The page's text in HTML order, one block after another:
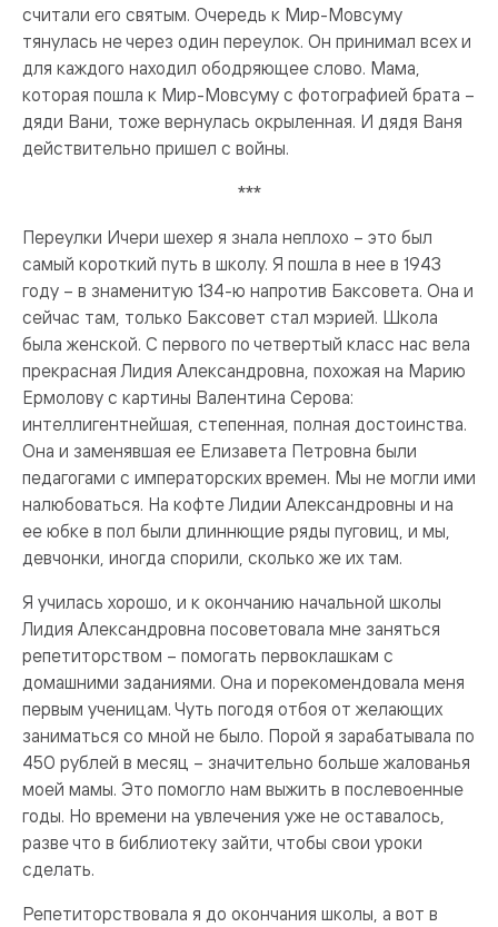
считали его святым. Очередь к Мир-Мовсуму
тянулась не через один переулок. Он принимал всех и
для каждого находил ободря­ющее слово. Мама,
которая пошла к Мир-Мовсуму с фотографией брата –
дяди Вани, тоже вернулась окрыленная. И дядя Ваня
действительно пришел с войны.
***
Переулки Ичери шехер я знала неплохо – это был
самый короткий путь в школу. Я пошла в нее в 1943
году – в знаменитую 134-ю напротив Баксовета. Она и
сейчас там, только Баксовет стал мэрией. Школа
была женской. С первого по четвертый класс нас вела
прекрасная Лидия Александровна, похожая на Марию
Ермолову с картины Валентина Серова:
интеллигентнейшая, степенная, полная достоинства.
Она и заменявшая ее Елизавета Петровна были
педагогами с императорских времен. Мы не могли ими
налюбоваться. На кофте Лидии Александровны и на
ее юбке в пол были длиннющие ряды пуговиц, и мы,
девчонки, иногда спорили, сколько же их там.
Я училась хорошо, и к окончанию начальной школы
Лидия Александровна посоветовала мне заняться
репетиторством – помогать первоклашкам с
домашними заданиями. Она и порекомендовала меня
первым ученицам. Чуть погодя отбоя от желающих
заниматься со мной не было. Порой я зарабатывала по
450 рублей в месяц – значительно больше жалованья
моей мамы. Это помогло нам выжить в послевоенные
годы. Но времени на увлечения уже не оставалось,
разве что в библиотеку зайти, чтобы свои уроки
сделать.
Репетиторствовала я до окончания школы, а вот в